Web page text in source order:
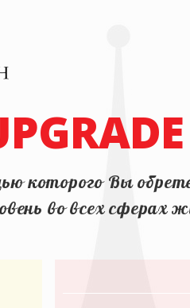
которого Вы
во всех сферах